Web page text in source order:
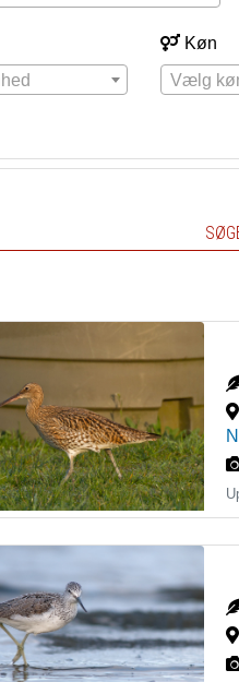
Køn
Vælg